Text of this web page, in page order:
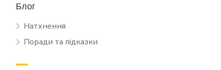
Блог
Натхнення
Поради та підказки